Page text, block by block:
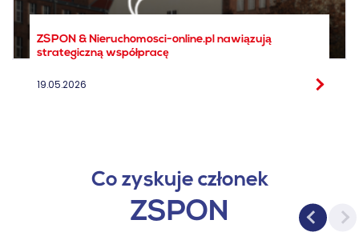
ZSPON & Nieruchomosci-online.pl nawiązują
strategiczną współpracę
19.05.2026
Co zyskuje członek
ZSPON